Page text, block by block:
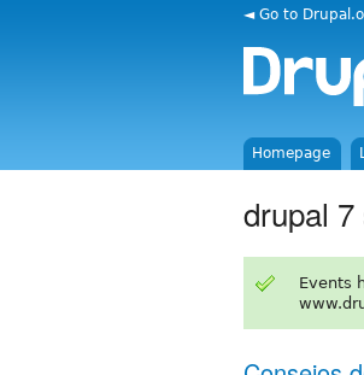
◄ Go to
Homepage
drupal
Events